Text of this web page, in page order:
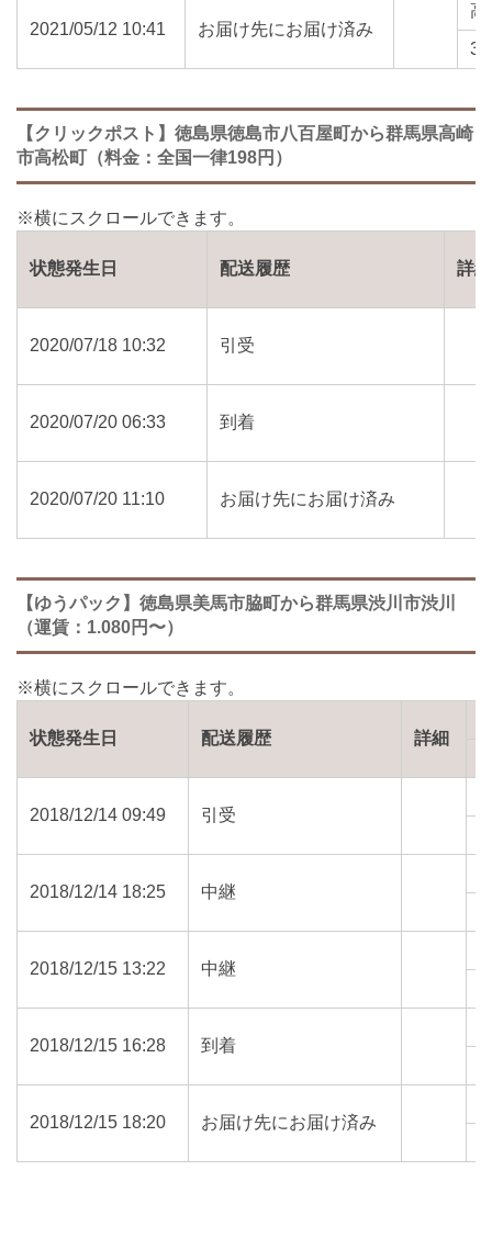
2021/05/12 10:41 お届け先にお届け済み
高
【クリックポスト】徳島県徳島市八百屋町から群馬県高崎
市高松町（料金：全国一律198円）
状態発生日 配送履歴 詳細
2020/07/18 10:32 引受
2020/07/20 06:33 到着
2020/07/20 11:10 お届け先にお届け済み
【ゆうパック】徳島県美馬市脇町から群馬県渋川市渋川
（運賃：1.080円〜）
状態発生日 配送履歴 詳細
2018/12/14 09:49 引受
2018/12/14 18:25 中継
2018/12/15 13:22 中継
2018/12/15 16:28 到着
2018/12/15 18:20 お届け先にお届け済み